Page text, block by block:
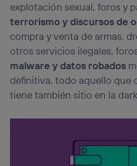
explotación sexual, foros y
terrorismo y discursos de
compra y venta de armas,
otros servicios ilegales,
malware y datos robados
definitiva, todo aquello que
tiene también sitio en la